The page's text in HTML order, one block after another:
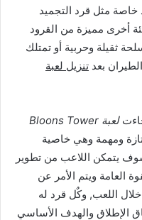
خاصة مثل قرد التجميد
أخرى مميزة من القرود
ثقيلة وحربية أو تمتلك
بعد تنزيل لعبة
جاءت
لعبة Bloons Tower
ومهمة وهي خاصية
يتمكن اللاعب من تطوير
العامة ويتم الأمر عن
اللعب, وكٌل قرد له
الإطلاق والهدف الأساسي